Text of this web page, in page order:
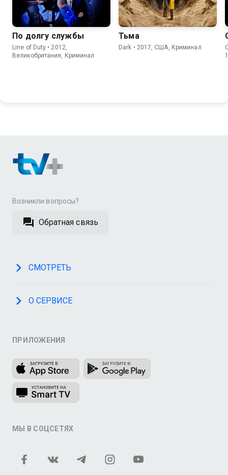
По долгу службы
Line of Duty • 2012,
Великобритания, Криминал
Тьма
Dark • 2017, США, Криминал
Возникли вопросы?
Обратная связь
СМОТРЕТЬ
О СЕРВИСЕ
ПРИЛОЖЕНИЯ
МЫ В СОЦСЕТЯХ